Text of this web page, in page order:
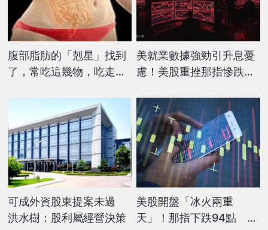
腹部脂肪的「剋星」找到
了，常吃這幾物，吃走大
美就業數據強勁引升息憂
慮！美股重挫那指慘跌逾
可成外資股東提案未過
洪水樹：股利屬經營決策
美股開盤「冰火兩重
天」！那指下跌94點 輝